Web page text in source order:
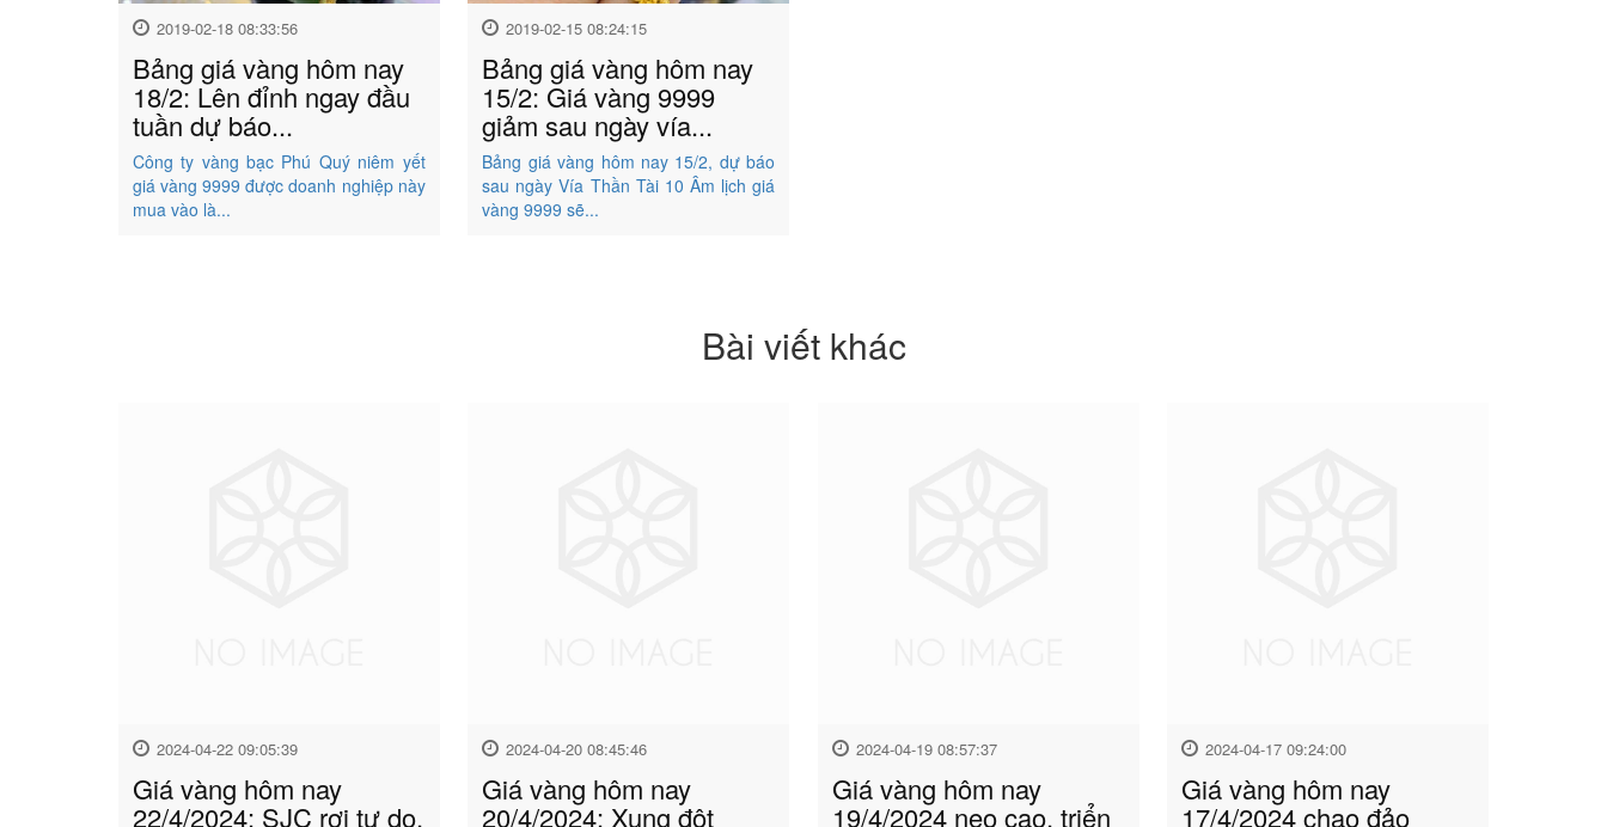
2019-02-18 08:33:56
Bảng giá vàng hôm nay
18/2: Lên đỉnh ngay đầu
tuần dự báo...
Công ty vàng bạc Phú Quý niêm yết
giá vàng 9999 được doanh nghiệp này
mua vào là...
2019-02-15 08:24:15
Bảng giá vàng hôm nay
15/2: Giá vàng 9999
giảm sau ngày vía...
Bảng giá vàng hôm nay 15/2, dự báo
sau ngày Vía Thần Tài 10 Âm lịch giá
vàng 9999 sẽ...
Bài viết khác
2024-04-22 09:05:39
Giá vàng hôm nay
22/4/2024: SJC rơi tự do,
2024-04-20 08:45:46
Giá vàng hôm nay
20/4/2024: Xung đột
2024-04-19 08:57:37
Giá vàng hôm nay
19/4/2024 neo cao, triển
2024-04-17 09:24:00
Giá vàng hôm nay
17/4/2024 chao đảo